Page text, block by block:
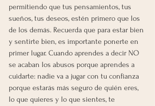
permitiendo que tus pensamientos, tus
sueños, tus deseos, estén primero que los
de los demás. Recuerda que para estar bien
y sentirte bien, es importante ponerte en
primer lugar. Cuando aprendes a decir NO
se acaban los abusos porque aprendes a
cuidarte: nadie va a jugar con tu confianza
porque estarás más seguro de quién eres,
lo que quieres y lo que sientes, te